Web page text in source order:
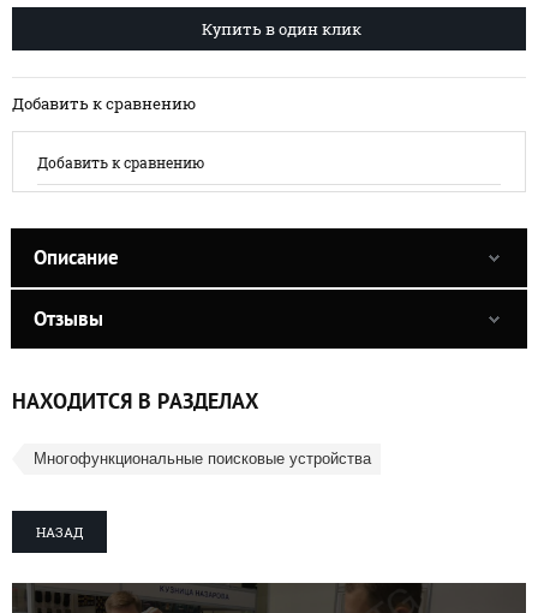
Купить в один клик
Добавить к сравнению
Добавить к сравнению
Описание
Отзывы
НАХОДИТСЯ В РАЗДЕЛАХ
Многофункциональные поисковые устройства
НАЗАД